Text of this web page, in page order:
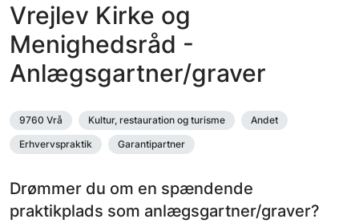
Vrejlev Kirke og
Menighedsråd -
Anlægsgartner/graver
9760 Vrå Kultur, restauration og turisme
Andet
Erhvervspraktik
Garantipartner
Drømmer du om en spændende
praktikplads som anlægsgartner/graver?